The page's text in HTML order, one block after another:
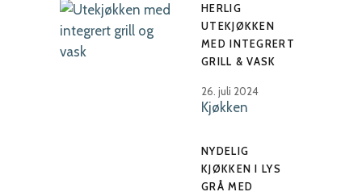
HERLIG
UTEKJØKKEN
MED INTEGRERT
GRILL & VASK
26. juli 2024
Kjøkken
NYDELIG
KJØKKEN I LYS
GRÅ MED